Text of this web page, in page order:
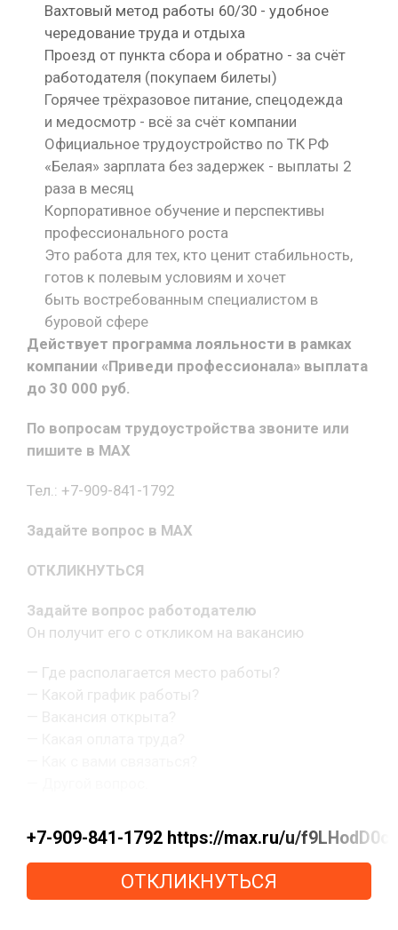
Вахтовый метод работы 60/30 - удобное
чередование труда и отдыха
Проезд от пункта сбора и обратно - за счёт
работодателя (покупаем билеты)
Горячее трёхразовое питание, спецодежда
и медосмотр - всё за счёт компании
Официальное трудоустройство по ТК РФ
«Белая» зарплата без задержек - выплаты 2
раза в месяц
Корпоративное обучение и перспективы
профессионального роста
Это работа для тех, кто ценит стабильность,
готов к полевым условиям и хочет
быть востребованным специалистом в
буровой сфере
Действует программа лояльности в рамках
компании «Приведи профессионала» выплата
до 30 000 руб.
По вопросам трудоустройства звоните или
пишите в MAX
Тел.: +7-909-841-1792
Задайте вопрос в MAX
ОТКЛИКНУТЬСЯ
Задайте вопрос работодателю
Он получит его с откликом на вакансию
— Где располагается место работы?
— Какой график работы?
+7-909-841-1792 https://max.ru/u/
ОТКЛИКНУТЬСЯ